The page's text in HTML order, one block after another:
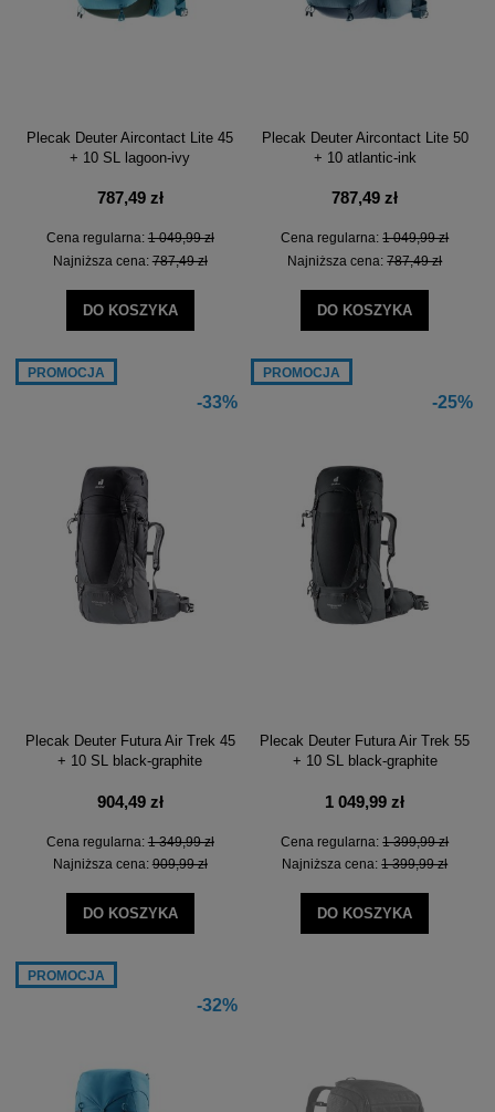
Plecak Deuter Aircontact Lite 45
+ 10 SL lagoon-ivy
787,49 zł
Cena regularna:1 049,99 zł
Najniższa cena:787,49 zł
DO KOSZYKA
Plecak Deuter Aircontact Lite 50
+ 10 atlantic-ink
787,49 zł
Cena regularna:1 049,99 zł
Najniższa cena:787,49 zł
DO KOSZYKA
-33%
Plecak Deuter Futura Air Trek 45
+ 10 SL black-graphite
904,49 zł
Cena regularna:1 349,99 zł
Najniższa cena:909,99 zł
DO KOSZYKA
PROMOCJA
-25%
Plecak Deuter Futura Air Trek 55
+ 10 SL black-graphite
1 049,99 zł
Cena regularna:1 399,99 zł
Najniższa cena:1 399,99 zł
DO KOSZYKA
PROMOCJA
-32%
PROMOCJA